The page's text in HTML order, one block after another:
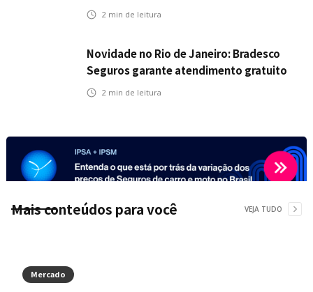
veículos elétricos da Bradesco Seguros
2 min de leitura
Novidade no Rio de Janeiro: Bradesco
Seguros garante atendimento gratuito
na Ponte Rio-Niterói
2 min de leitura
Mais conteúdos para você VEJA TUDO
Mercado